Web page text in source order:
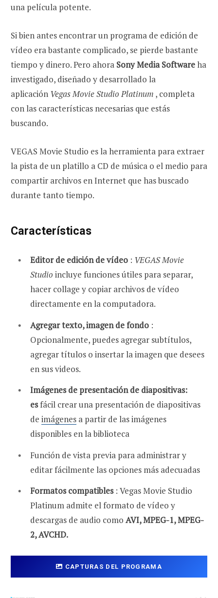
una película potente.
Si bien antes encontrar un programa de edición de
vídeo era bastante complicado, se pierde bastante
tiempo y dinero. Pero ahora Sony Media Softwareha
investigado, diseñado y desarrollado la
aplicación Vegas Movie Studio Platinum , completa
con las características necesarias que estás
buscando.
VEGAS Movie Studio es la herramienta para extraer
la pista de un platillo a CD de música o el medio para
compartir archivos en Internet que has buscado
durante tanto tiempo.
Características
Editor de edición de vídeo : VEGAS Movie
Studio incluye funciones útiles para separar,
hacer collage y copiar archivos de vídeo
directamente en la computadora.
Agregar texto, imagen de fondo :
Opcionalmente, puedes agregar subtítulos,
agregar títulos o insertar la imagen que desees
en sus videos.
Imágenes de presentación de diapositivas:
esfácil crear una presentación de diapositivas
de imágenes a partir de las imágenes
disponibles en la biblioteca
Función de vista previa para administrar y
editar fácilmente las opciones más adecuadas
Formatos compatibles: Vegas Movie Studio
Platinum admite el formato de vídeo y
descargas de audio como AVI, MPEG-1, MPEG-
2, AVCHD.
CAPTURAS DEL PROGRAMA